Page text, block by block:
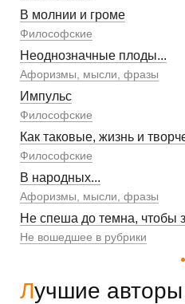
В молнии и громе
Философские
Неоднозначные плоды...
Афоризмы, мысли, фразы
Импульс
Философские
Как таковые, жизнь и
Философские
В народных...
Афоризмы, мысли, фразы
Не спеша до темна, чтобы
Не вошедшее в рубрики
Лучшие авторы